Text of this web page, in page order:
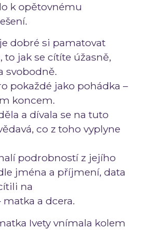
k opětovnému
dobré si pamatovat
to jak se cítíte úžasně,
svobodně.
pokaždé jako pohádka –
koncem.
a dívala se na tuto
co z toho vyplyne
podrobností z jejího
jména a příjmení, data
na
matka a dcera.
Ivety vnímala kolem